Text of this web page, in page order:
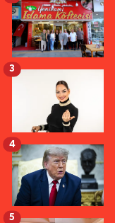
3
4
5